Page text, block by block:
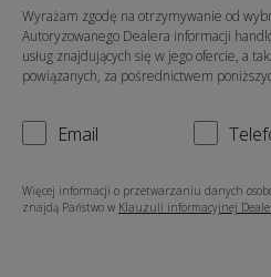
Wyrażam zgodę na otrzymywanie od
Autoryzowanego Dealera informacji
usług znajdujących się w jego ofercie, a
powiązanych, za pośrednictwem
Email
Więcej informacji o przetwarzaniu danych
znajdą Państwo w Klauzuli informacyjnej